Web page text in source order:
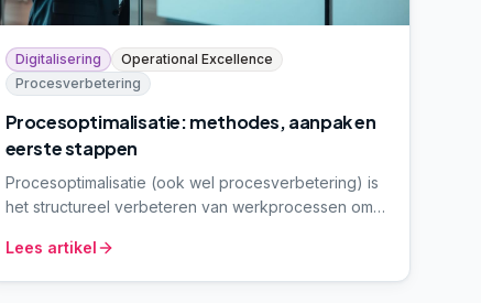
Digitalisering
Operational Excellence
Procesverbetering
Procesoptimalisatie: methodes, aanpak en
eerste stappen
Procesoptimalisatie (ook wel procesverbetering) is
het structureel verbeteren van werkprocessen om
en kwaliteit te verhogen. We leggen de bekendste
methodes uit en geven een concreet startplan.
Lees artikel